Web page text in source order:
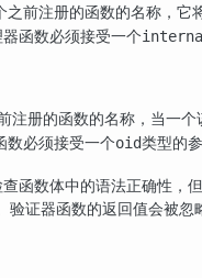
前注册的函数的名称，它
函数必须接受一个
注册的函数的名称，当一
数必须接受一个oid类型的
函数体中的语法正确性，
验证器函数的返回值会被忽